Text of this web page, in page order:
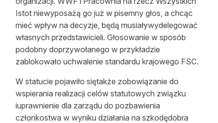
Istot niewyposażą go już w pisemny głos, a chcąc
mieć wpływ na decyzje, będą musiaływydelegować
własnych przedstawicieli. Głosowanie w sposób
podobny doprzywołanego w przykładzie
zablokowało uchwalenie standardu krajowego FSC.
W statucie pojawiło siętakże zobowiązanie do
wspierania realizacji celów statutowych związku
iuprawnienie dla zarządu do pozbawienia
członkostwa w wyniku działania na szkodędobra